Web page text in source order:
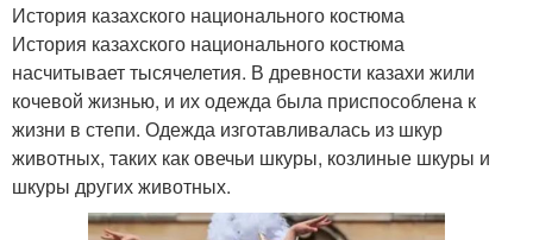
История казахского национального костюма
История казахского национального костюма
насчитывает тысячелетия. В древности казахи жили
кочевой жизнью, и их одежда была приспособлена к
жизни в степи. Одежда изготавливалась из шкур
животных, таких как овечьи шкуры, козлиные шкуры и
шкуры других животных.